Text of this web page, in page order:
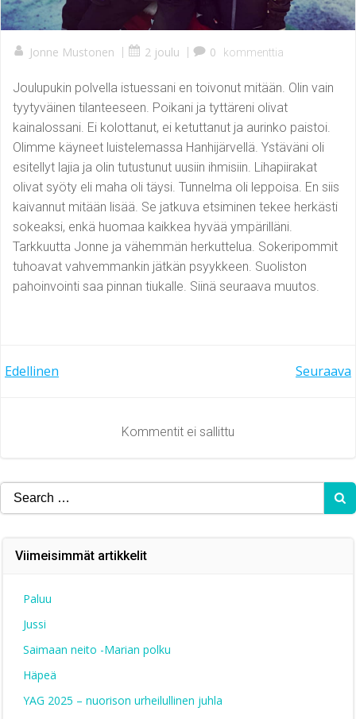
Jonne Mustonen | 2 joulu | 0 kommenttia
Joulupukin polvella istuessani en toivonut mitään. Olin vain
tyytyväinen tilanteeseen. Poikani ja tyttäreni olivat
kainalossani. Ei kolottanut, ei ketuttanut ja aurinko paistoi.
Olimme käyneet luistelemassa Hanhijärvellä. Ystäväni oli
esitellyt lajia ja olin tutustunut uusiin ihmisiin. Lihapiirakat
olivat syöty eli maha oli täysi. Tunnelma oli leppoisa. En siis
kaivannut mitään lisää. Se jatkuva etsiminen tekee herkästi
sokeaksi, enkä huomaa kaikkea hyvää ympärilläni.
Tarkkuutta Jonne ja vähemmän herkuttelua. Sokeripommit
tuhoavat vahvemmankin jätkän psyykkeen. Suoliston
pahoinvointi saa pinnan tiukalle. Siinä seuraava muutos.
Artikkelien
Edellinen
Artikkelien
selaus
Seuraava
Kommentit ei sallittu
Search
for:
Viimeisimmät artikkelit
Paluu
Jussi
Saimaan neito -Marian polku
Häpeä
YAG 2025 – nuorison urheilullinen juhla